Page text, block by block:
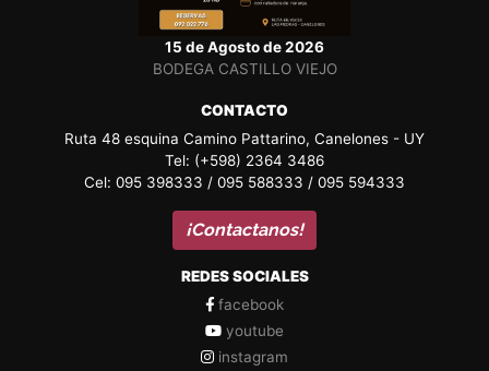
15 de Agosto de 2026
BODEGA CASTILLO VIEJO
CONTACTO
Ruta 48 esquina Camino Pattarino, Canelones - UY
Tel: (+598) 2364 3486
Cel: 095 398333 / 095 588333 / 095 594333
¡Contactanos!
REDES SOCIALES
facebook
youtube
instagram